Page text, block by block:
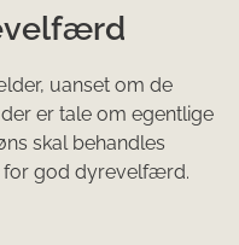
uanset om de
er tale om egentlige
skal behandles
for god dyrevelfærd.